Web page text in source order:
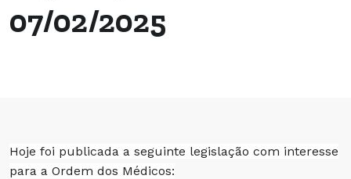
07/02/2025
Hoje foi publicada a seguinte legislação com interesse
para a Ordem dos Médicos: